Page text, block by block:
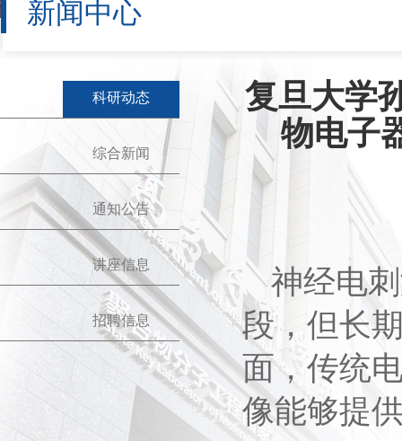
新闻中心
科研动态
综合新闻
通知公告
讲座信息
招聘信息
复旦大学
物电子
神经电
段，但长
面，传统
像能够提